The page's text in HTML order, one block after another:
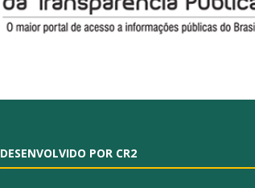
DESENVOLVIDO POR CR2